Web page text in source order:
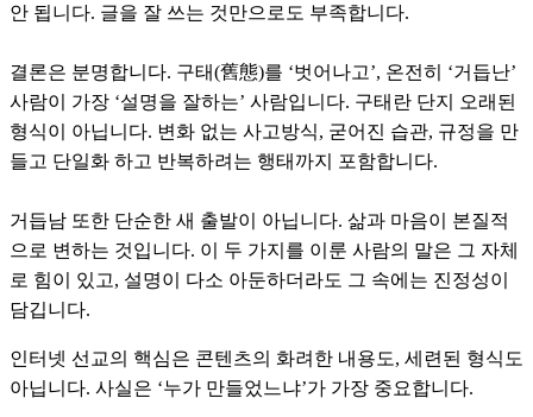
안 됩니다. 글을 잘 쓰는 것만으로도 부족합니다.
결론은 분명합니다. 구태(舊態)를 ‘벗어나고’, 온전히 ‘거듭난’
사람이 가장 ‘설명을 잘하는’ 사람입니다. 구태란 단지 오래된
형식이 아닙니다. 변화 없는 사고방식, 굳어진 습관, 규정을 만
들고 단일화 하고 반복하려는 행태까지 포함합니다.
거듭남 또한 단순한 새 출발이 아닙니다. 삶과 마음이 본질적
으로 변하는 것입니다. 이 두 가지를 이룬 사람의 말은 그 자체
로 힘이 있고, 설명이 다소 아둔하더라도 그 속에는 진정성이
담깁니다.
인터넷 선교의 핵심은 콘텐츠의 화려한 내용도, 세련된 형식도
아닙니다. 사실은 ‘누가 만들었느냐’가 가장 중요합니다.